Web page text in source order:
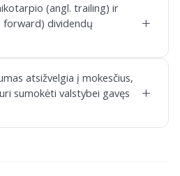
(angl. trailing) ir
forward) dividendų
+
atsižvelgia į mokesčius,
sumokėti valstybei gavęs
+